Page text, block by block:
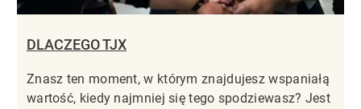
DLACZEGO TJX
Znasz ten moment, w którym znajdujesz wspaniałą
wartość, kiedy najmniej się tego spodziewasz? Jest